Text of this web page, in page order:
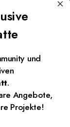
und
.
Angebote,
Projekte!